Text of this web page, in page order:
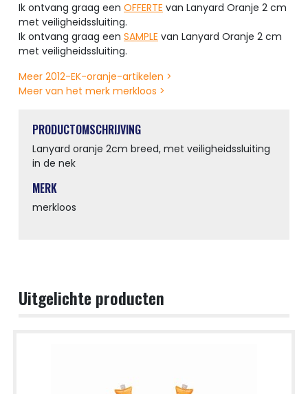
Ik ontvang graag een OFFERTE van Lanyard Oranje 2 cm
met veiligheidssluiting.
Ik ontvang graag een SAMPLE van Lanyard Oranje 2 cm
met veiligheidssluiting.
Meer 2012-EK-oranje-artikelen >
Meer van het merk merkloos >
PRODUCTOMSCHRIJVING
Lanyard oranje 2cm breed, met veiligheidssluiting
in de nek
MERK
merkloos
Uitgelichte producten